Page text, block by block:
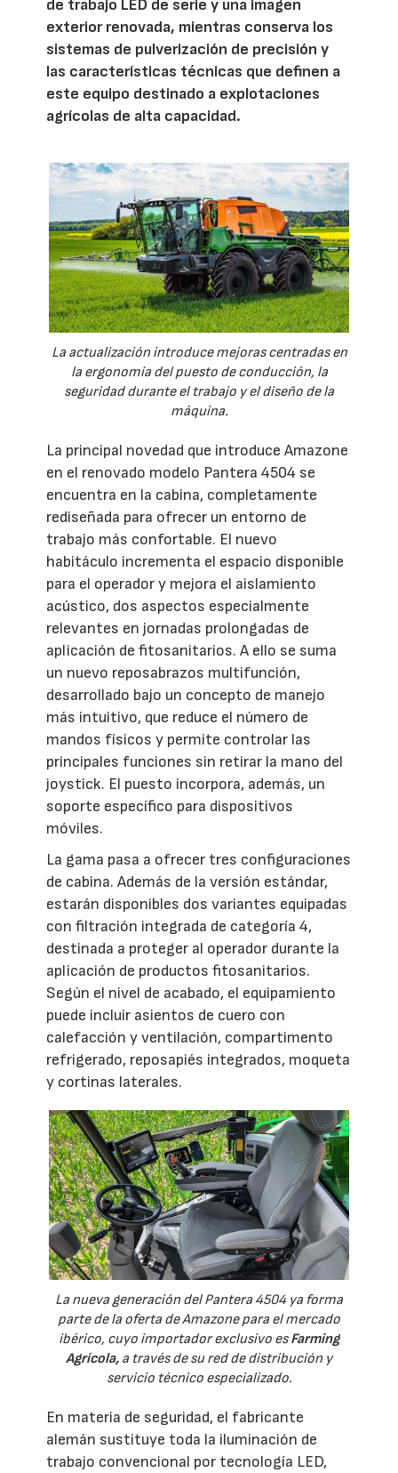
de trabajo LED de serie y una imagen
exterior renovada, mientras conserva los
sistemas de pulverización de precisión y
las características técnicas que definen a
este equipo destinado a explotaciones
agrícolas de alta capacidad.
La actualización introduce mejoras centradas en
la ergonomía del puesto de conducción, la
seguridad durante el trabajo y el diseño de la
máquina.
La principal novedad que introduce Amazone
en el renovado modelo Pantera 4504 se
encuentra en la cabina, completamente
rediseñada para ofrecer un entorno de
trabajo más confortable. El nuevo
habitáculo incrementa el espacio disponible
para el operador y mejora el aislamiento
acústico, dos aspectos especialmente
relevantes en jornadas prolongadas de
aplicación de fitosanitarios. A ello se suma
un nuevo reposabrazos multifunción,
desarrollado bajo un concepto de manejo
más intuitivo, que reduce el número de
mandos físicos y permite controlar las
principales funciones sin retirar la mano del
joystick. El puesto incorpora, además, un
soporte específico para dispositivos
móviles.
La gama pasa a ofrecer tres configuraciones
de cabina. Además de la versión estándar,
estarán disponibles dos variantes equipadas
con filtración integrada de categoría 4,
destinada a proteger al operador durante la
aplicación de productos fitosanitarios.
Según el nivel de acabado, el equipamiento
puede incluir asientos de cuero con
calefacción y ventilación, compartimento
refrigerado, reposapiés integrados, moqueta
y cortinas laterales.
La nueva generación del Pantera 4504 ya forma
parte de la oferta de Amazone para el mercado
ibérico, cuyo importador exclusivo esFarming
Agrícola, a través de su red de distribución y
servicio técnico especializado.
En materia de seguridad, el fabricante
alemán sustituye toda la iluminación de
trabajo convencional por tecnología LED,